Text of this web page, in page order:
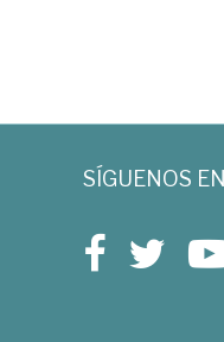
SÍGUENOS EN